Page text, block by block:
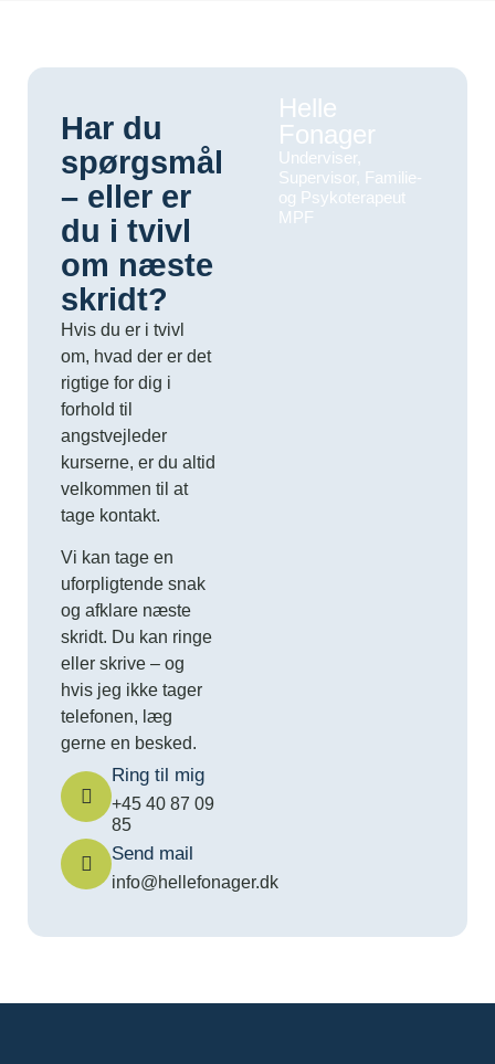
Helle
Fonager
Underviser,
Supervisor, Familie-
og Psykoterapeut
MPF
Har du
spørgsmål
– eller er
du i tvivl
om næste
skridt?
Hvis du er i tvivl
om, hvad der er det
rigtige for dig i
forhold til
angstvejleder
kurserne, er du altid
velkommen til at
tage kontakt.
Vi kan tage en
uforpligtende snak
og afklare næste
skridt. Du kan ringe
eller skrive – og
hvis jeg ikke tager
telefonen, læg
gerne en besked.
Ring til mig
+45 40 87 09
85
Send mail
info@hellefonager.dk